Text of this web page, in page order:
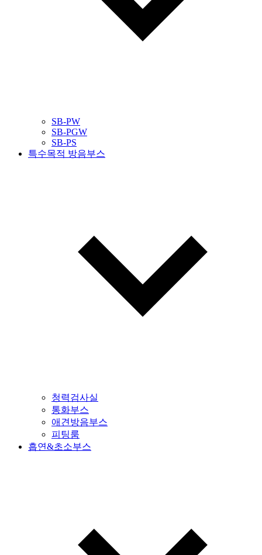
SB-PW
SB-PGW
SB-PS
특수목적 방음부스
청력검사실
통화부스
애견방음부스
피팅룸
흡연&초소부스